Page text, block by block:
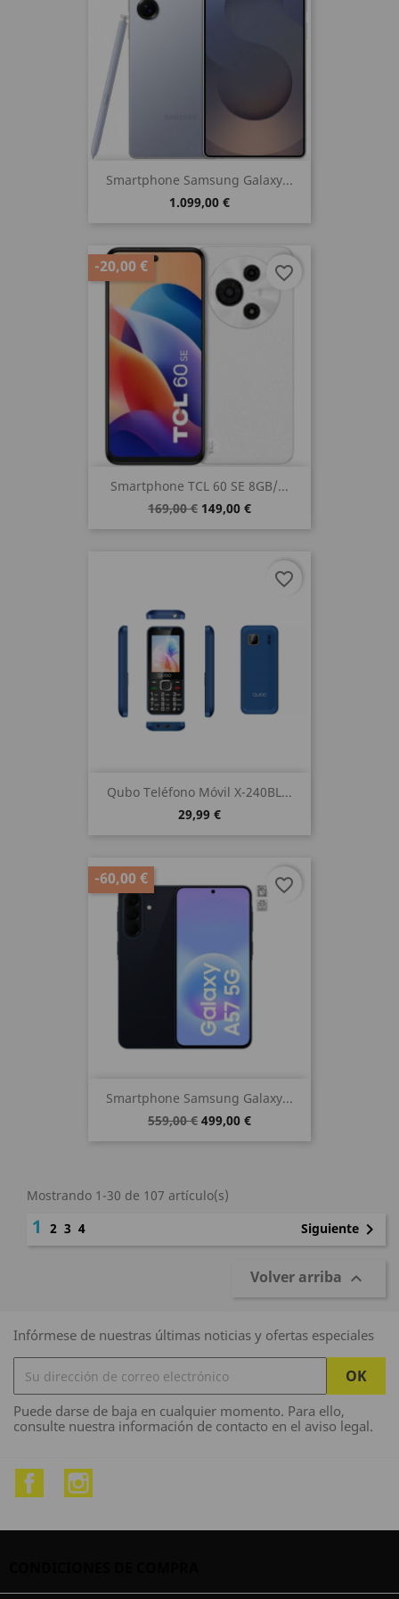
Smartphone Samsung Galaxy...
1.099,00 €
Smartphone TCL 60 SE 8GB/...
169,00 € 149,00 €
-20,00 € favorite_border
Qubo Teléfono Móvil X-240BL...
29,99 €
favorite_border
Smartphone Samsung Galaxy...
559,00 € 499,00 €
-60,00 € favorite_border
Mostrando 1-30 de 107 artículo(s)
1 2 3 4 Siguiente 
Volver arriba 
Infórmese de nuestras últimas noticias y ofertas especiales
Puede darse de baja en cualquier momento. Para ello,
consulte nuestra información de contacto en el aviso legal.
Facebook